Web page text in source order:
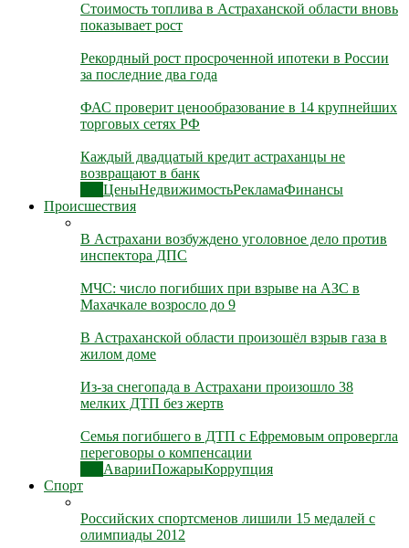
Стоимость топлива в Астраханской области вновь
показывает рост
Рекордный рост просроченной ипотеки в России
за последние два года
ФАС проверит ценообразование в 14 крупнейших
торговых сетях РФ
Каждый двадцатый кредит астраханцы не
возвращают в банк
ЦеныНедвижимостьРекламаФинансы
Происшествия
В Астрахани возбуждено уголовное дело против
инспектора ДПС
МЧС: число погибших при взрыве на АЗС в
Махачкале возросло до 9
В Астраханской области произошёл взрыв газа в
жилом доме
Из-за снегопада в Астрахани произошло 38
мелких ДТП без жертв
Семья погибшего в ДТП с Ефремовым опровергла
переговоры о компенсации
АварииПожарыКоррупция
Спорт
Российских спортсменов лишили 15 медалей с
олимпиады 2012